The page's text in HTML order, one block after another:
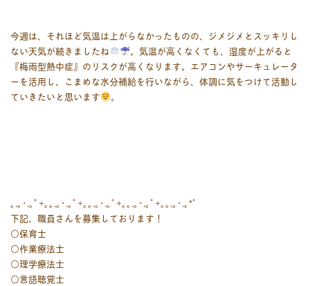
今週は、それほど気温は上がらなかったものの、ジメジメとスッキリし
ない天気が続きましたね
。気温が高くなくても、湿度が上がると
『梅雨型熱中症』のリスクが高くなります。エアコンやサーキュレータ
ーを活用し、こまめな水分補給を行いながら、体調に気をつけて活動し
ていきたいと思います
。
｡.｡･.｡ﾟ+｡｡.｡･.｡ﾟ+｡｡.｡･.｡ﾟ+｡｡.｡･.｡ﾟ+｡｡.｡･.｡*ﾟ
下記、職員さんを募集しております！
○保育士
○作業療法士
○理学療法士
○言語聴覚士